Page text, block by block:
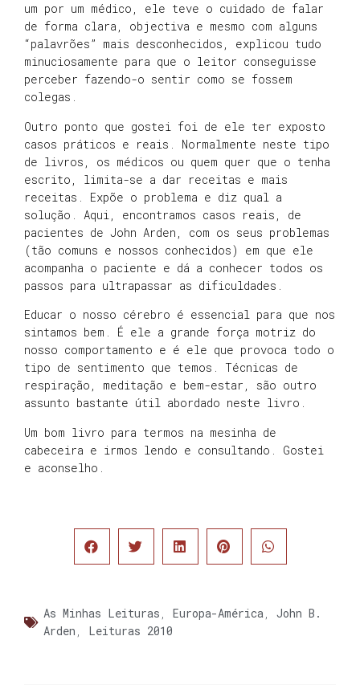
um por um médico, ele teve o cuidado de falar
de forma clara, objectiva e mesmo com alguns
“palavrões” mais desconhecidos, explicou tudo
minuciosamente para que o leitor conseguisse
perceber fazendo-o sentir como se fossem
colegas.
Outro ponto que gostei foi de ele ter exposto
casos práticos e reais. Normalmente neste tipo
de livros, os médicos ou quem quer que o tenha
escrito, limita-se a dar receitas e mais
receitas. Expõe o problema e diz qual a
solução. Aqui, encontramos casos reais, de
pacientes de John Arden , com os seus problemas
(tão comuns e nossos conhecidos) em que ele
acompanha o paciente e dá a conhecer todos os
passos para ultrapassar as dificuldades.
Educar o nosso cérebro é essencial para que nos
sintamos bem. É ele a grande força motriz do
nosso comportamento e é ele que provoca todo o
tipo de sentimento que temos. Técnicas de
respiração, meditação e bem-estar, são outro
assunto bastante útil abordado neste livro.
Um bom livro para termos na mesinha de
cabeceira e irmos lendo e consultando. Gostei
e aconselho.
As Minhas Leituras , Europa-América, John B.
Arden , Leituras 2010